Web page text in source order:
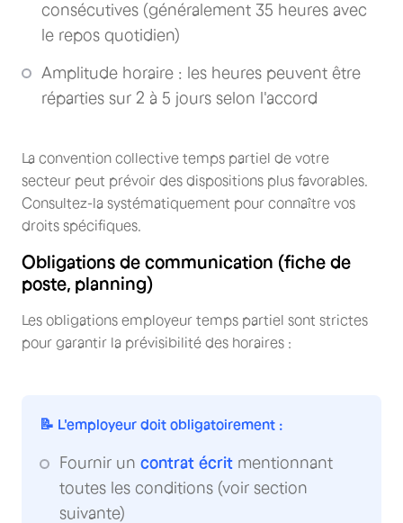
consécutives (généralement 35 heures avec
le repos quotidien)
Amplitude horaire : les heures peuvent être
réparties sur 2 à 5 jours selon l'accord
La convention collective temps partiel de votre
secteur peut prévoir des dispositions plus favorables.
Consultez-la systématiquement pour connaître vos
droits spécifiques.
Obligations de communication (fiche de
poste, planning)
Les obligations employeur temps partiel sont strictes
pour garantir la prévisibilité des horaires :
📝 L'employeur doit obligatoirement :
Fournir un contrat écrit mentionnant
toutes les conditions (voir section
suivante)